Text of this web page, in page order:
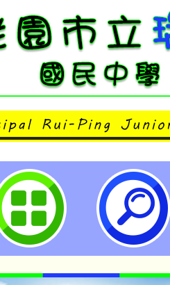
教育研發育成中
與行為探究系列
-桃園市立瑞坪